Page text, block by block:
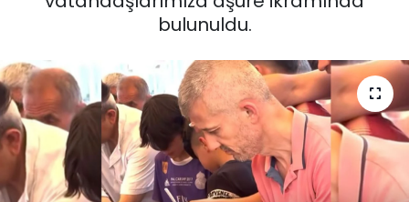
bulunuldu.
SAĞLIK
SPOR
11:11 MANŞET